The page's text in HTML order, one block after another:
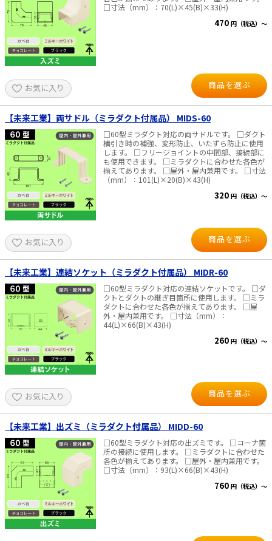
□寸法（mm）：70(L)×45(B)×33(H)
470 円（税込）～
お気に入り 商品を選ぶ
【未来工業】両サドル（ミラダクト付属品） MIDS-60
□60型ミラダクト対応の両サドルです。 □ダクト
横引き時の補強、変形防止、いたずら防止に使用
します。 □フリージョイントの中間部、接続部に
も使用できます。 □ミラダクトに合わせた各色が
揃えてあります。 □屋外・屋内兼用です。 □寸法
（mm）：101(L)×20(B)×43(H)
320 円（税込）～
お気に入り 商品を選ぶ
【未来工業】連結ソケット（ミラダクト付属品） MIDR-60
□60型ミラダクト対応の連結ソケットです。 □ダ
クトとダクトの継ぎ目箇所に使用します。 □ミラ
ダクトに合わせた各色が揃えてあります。 □屋
外・屋内兼用です。 □寸法（mm）：
44(L)×66(B)×43(H)
260 円（税込）～
お気に入り 商品を選ぶ
【未来工業】出ズミ（ミラダクト付属品） MIDD-60
□60型ミラダクト対応の出ズミです。 □コーナ箇
所の接続に使用します。 □ミラダクトに合わせた
各色が揃えてあります。 □屋外・屋内兼用です。
□寸法（mm）：93(L)×66(B)×43(H)
760 円（税込）～